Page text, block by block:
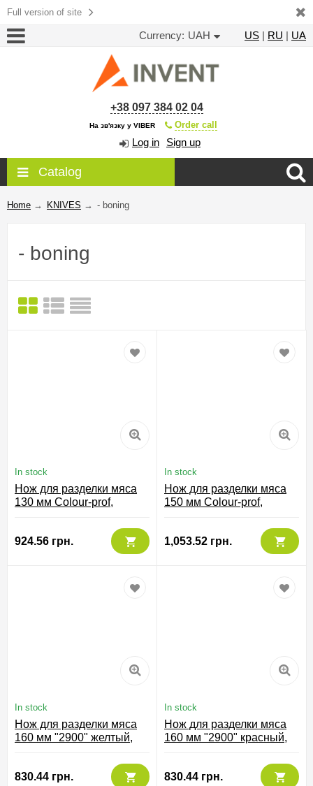
Full version of site
Currency: UAH US | RU | UA
+38 097 384 02 04
На зв'язку у VIBER Order call
Log in Sign up
Catalog
Home → KNIVES → - boning
- boning
In stock
Нож для разделки мяса
130 мм Сolour-prof,
924.56 грн.
In stock
Нож для разделки мяса
150 мм Сolour-prof,
1,053.52 грн.
In stock
Нож для разделки мяса
160 мм "2900" желтый,
830.44 грн.
In stock
Нож для разделки мяса
160 мм "2900" красный,
830.44 грн.